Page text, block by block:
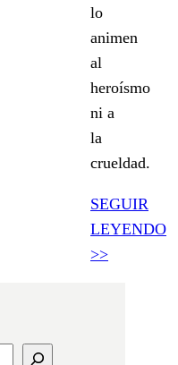
lo
animen
al
heroísmo
ni a
la
crueldad.
SEGUIR
LEYENDO
>>